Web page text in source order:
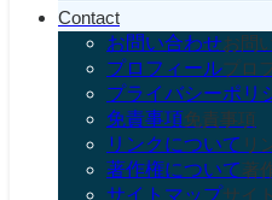
Contact
お問い合わせお問
プロフィールプロ
プライバシーポリ
免責事項免責事項
リンクについて リ
著作権について著
サイトマップサイ